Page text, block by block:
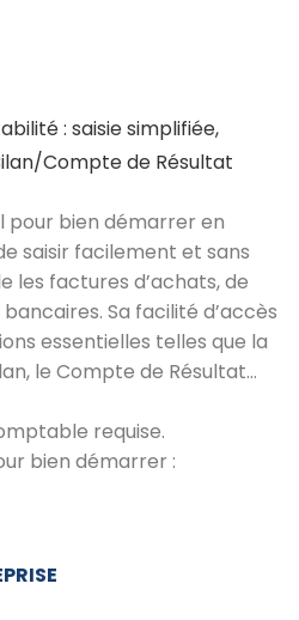
: saisie simplifiée,
Compte de Résultat
pour bien démarrer en
saisir facilement et sans
les factures d’achats, de
Sa facilité d’accès
essentielles telles que la
le Compte de Résultat…
requise.
bien démarrer :